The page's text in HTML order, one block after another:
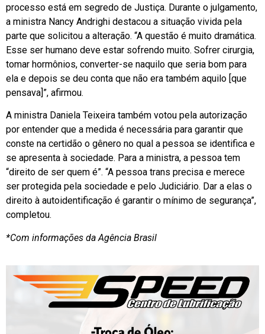
processo está em segredo de Justiça. Durante o julgamento,
a ministra Nancy Andrighi destacou a situação vivida pela
parte que solicitou a alteração. “A questão é muito dramática.
Esse ser humano deve estar sofrendo muito. Sofrer cirurgia,
tomar hormônios, converter-se naquilo que seria bom para
ela e depois se deu conta que não era também aquilo [que
pensava]”, afirmou.
A ministra Daniela Teixeira também votou pela autorização
por entender que a medida é necessária para garantir que
conste na certidão o gênero no qual a pessoa se identifica e
se apresenta à sociedade. Para a ministra, a pessoa tem
“direito de ser quem é”. “A pessoa trans precisa e merece
ser protegida pela sociedade e pelo Judiciário. Dar a elas o
direito à autoidentificação é garantir o mínimo de segurança”,
completou.
*Com informações da Agência Brasil